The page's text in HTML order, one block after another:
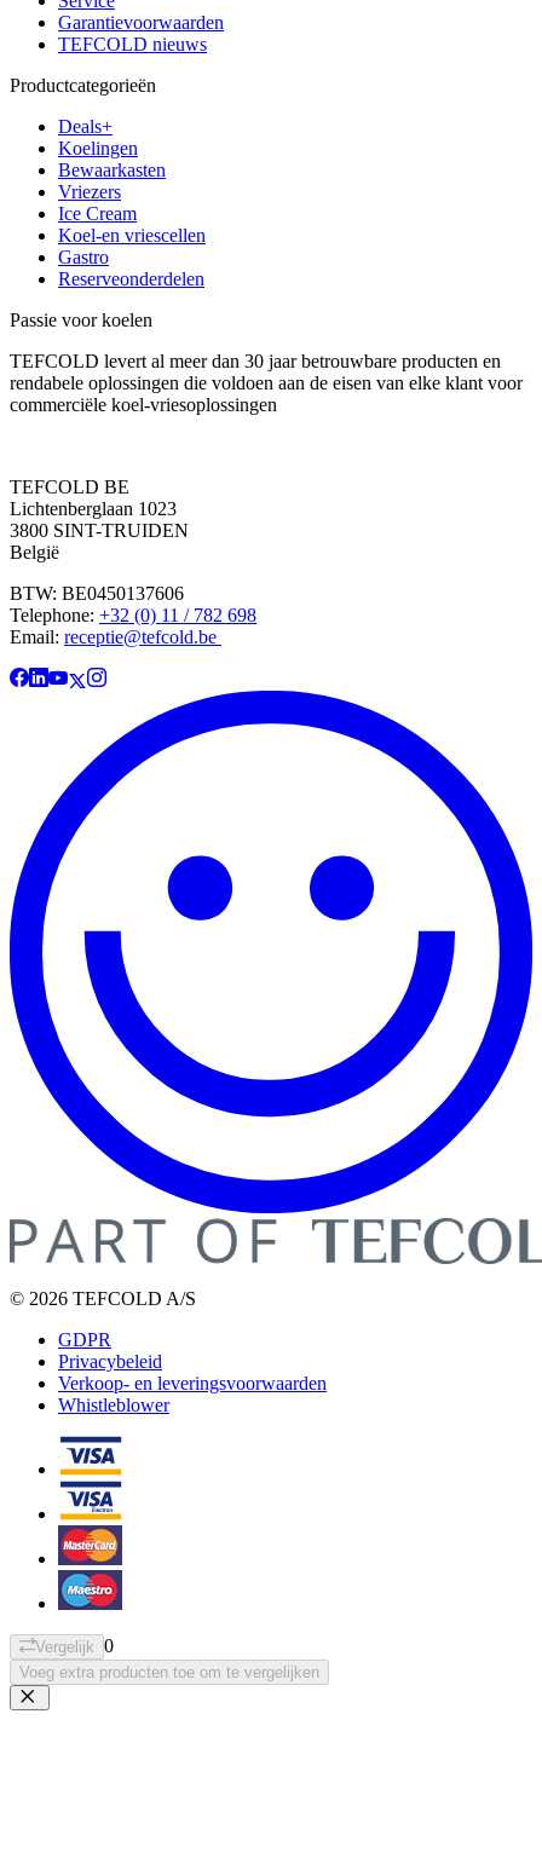
Garantievoorwaarden
TEFCOLD nieuws
Productcategorieën
Deals+
Koelingen
Bewaarkasten
Vriezers
Ice Cream
Koel-en vriescellen
Gastro
Reserveonderdelen
Passie voor koelen
TEFCOLD levert al meer dan 30 jaar betrouwbare producten en
rendabele oplossingen die voldoen aan de eisen van elke klant voor
commerciële koel-vriesoplossingen
TEFCOLD BE
Lichtenberglaan 1023
3800 SINT-TRUIDEN
België
BTW: BE0450137606
Telephone: +32 (0) 11 / 782 698
Email: receptie@tefcold.be
© 2026 TEFCOLD A/S
GDPR
Privacybeleid
Verkoop- en leveringsvoorwaarden
Whistleblower
Vergelijk 0
Voeg extra producten toe om te vergelijken